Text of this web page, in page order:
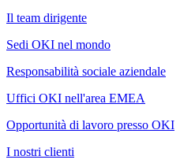
Il team dirigente
Sedi OKI nel mondo
Responsabilità sociale aziendale
Uffici OKI nell'area EMEA
Opportunità di lavoro presso OKI
I nostri clienti